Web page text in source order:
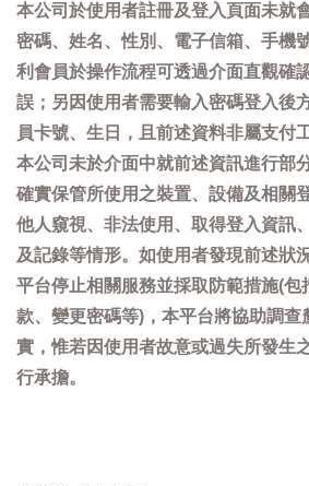
本公司於使用者註冊及登入頁面未就
密碼、姓名、性別、電子信箱、手機
利會員於操作流程可透過介面直觀確
誤；另因使用者需要輸入密碼登入後
員卡號、生日，且前述資料非屬支付
本公司未於介面中就前述資訊進行部
確實保管所使用之裝置、設備及相關
他人窺視、非法使用、取得登入資訊
及記錄等情形。如使用者發現前述狀
平台停止相關服務並採取防範措施(包
款、變更密碼等)，本平台將協助調查
實，惟若因使用者故意或過失所發生
行承擔。